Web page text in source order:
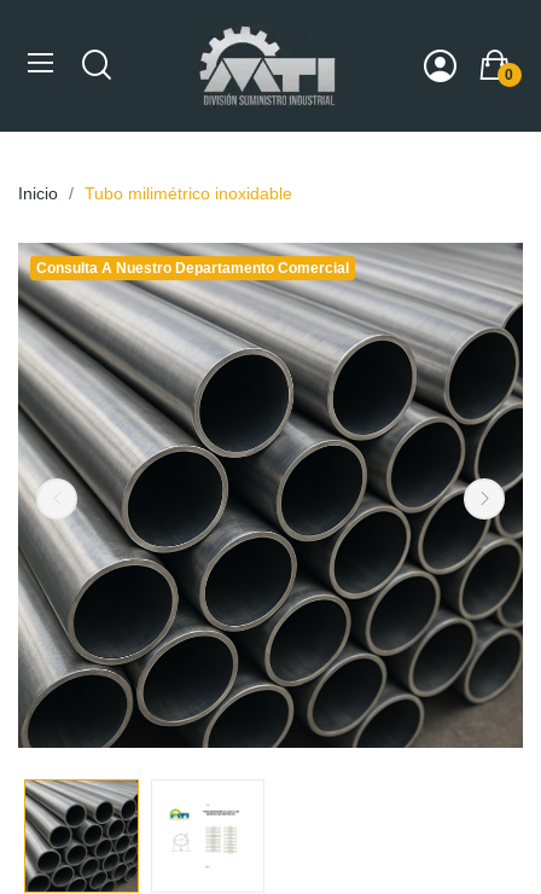
0
Inicio Tubo milimétrico inoxidable
Consulta A Nuestro Departamento Comercial